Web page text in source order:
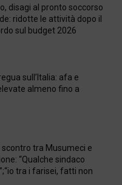
disagi al pronto soccorso
ridotte le attività dopo il
sul budget 2026
sull’Italia: afa e
almeno fino a
scontro tra Musumeci e
“Qualche sindaco
tra i farisei, fatti non